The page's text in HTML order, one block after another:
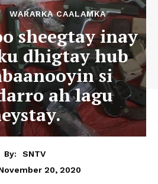
WARARKA CAALAMKA
sheegtay inay
dhigtay hub
si
ah lagu
By:
SNTV
20, 2020